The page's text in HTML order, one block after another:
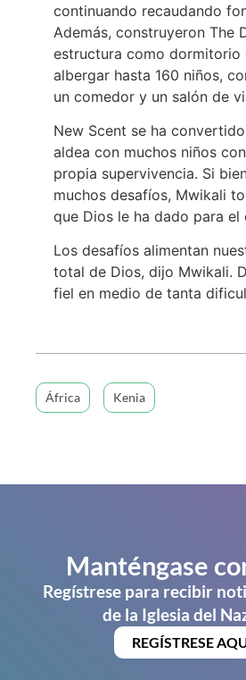
continuando recaudando
Además, construyeron The
estructura como dormitorio
albergar hasta 160 niños,
un comedor y un salón de
New Scent se ha
aldea con muchos niños
propia supervivencia. Si
muchos desafíos, Mwikali
que Dios le ha dado para el
Los desafíos alimentan
total de Dios, dijo Mwikali.
fiel en medio de tanta
África Kenia
Manténgase
Regístrese para recibir
de la Iglesia del
REGÍSTRESE